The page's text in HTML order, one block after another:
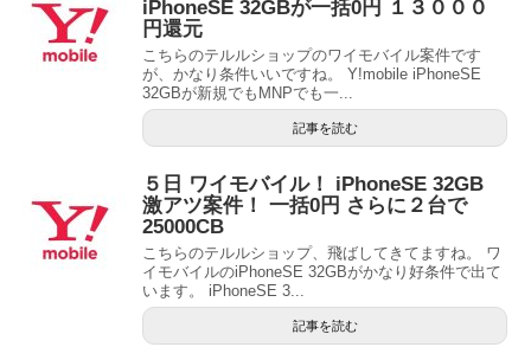
iPhoneSE 32GBが一括0円 １３０００
円還元
こちらのテルルショップのワイモバイル案件です
が、かなり条件いいですね。 Y!mobile iPhoneSE
32GBが新規でもMNPでも一...
記事を読む
５日 ワイモバイル！ iPhoneSE 32GB
激アツ案件！ 一括0円 さらに２台で
25000CB
こちらのテルルショップ、飛ばしてきてますね。 ワ
イモバイルのiPhoneSE 32GBがかなり好条件で出て
います。 iPhoneSE 3...
記事を読む